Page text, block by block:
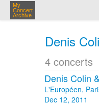
My
Concert
Archive
Denis
4 concerts
Denis Colin
L'Européen,
Dec 12, 2011